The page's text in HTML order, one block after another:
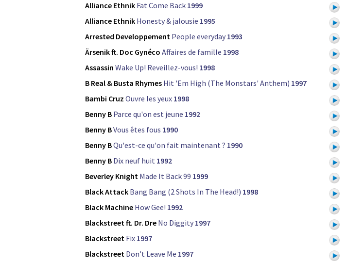
Alliance Ethnik Fat Come Back 1999
Alliance Ethnik Honesty & jalousie 1995
Arrested Developpement People everyday 1993
Ärsenik ft. Doc Gynéco Affaires de famille 1998
Assassin Wake Up! Reveillez-vous! 1998
B Real & Busta Rhymes Hit 'Em High (The Monstars' Anthem) 1997
Bambi Cruz Ouvre les yeux 1998
Benny B Parce qu'on est jeune 1992
Benny BVous êtes fous 1990
Benny BQu'est-ce qu'on fait maintenant ? 1990
Benny B Dix neuf huit 1992
Beverley Knight Made It Back 99 1999
Black Attack Bang Bang (2 Shots In The Head!) 1998
Black Machine How Gee! 1992
Blackstreet ft. Dr. Dre No Diggity 1997
Blackstreet Fix 1997
Blackstreet Don't Leave Me 1997